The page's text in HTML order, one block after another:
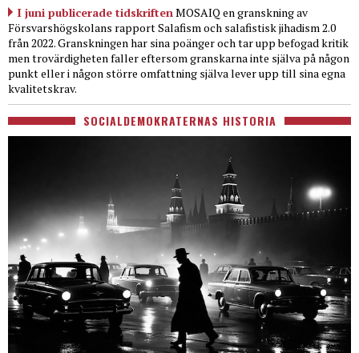
I juni publicerade tidskriften MOSAIQ en granskning av
Försvarshögskolans rapport Salafism och salafistisk jihadism 2.0
från 2022. Granskningen har sina poänger och tar upp befogad kritik
men trovärdigheten faller eftersom granskarna inte själva på någon
punkt eller i någon större omfattning själva lever upp till sina egna
kvalitetskrav.
SOCIALDEMOKRATERNAS HISTORIA